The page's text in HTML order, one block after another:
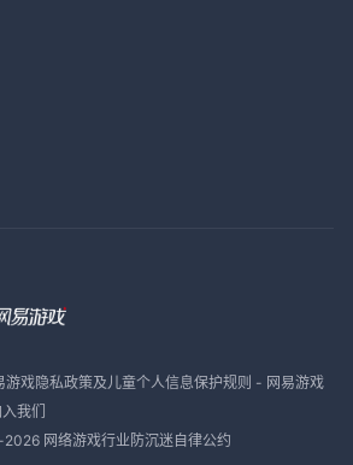
游戏隐私政策及儿童个人信息保护规则 - 网易游戏
我们
2026 网络游戏行业防沉迷自律公约